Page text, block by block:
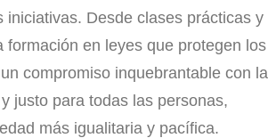
Desde clases prácticas y
en leyes que protegen los
compromiso inquebrantable con la
justo para todas las personas,
más igualitaria y pacífica.